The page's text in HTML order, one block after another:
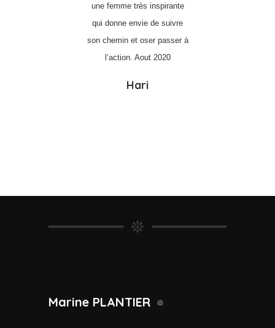
une femme très inspirante
qui donne envie de suivre
son chemin et oser passer à
l’action. Aout 2020
Hari
Marine PLANTIER